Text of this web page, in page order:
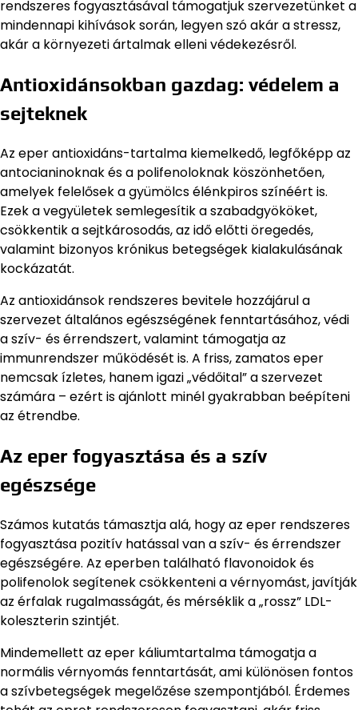
rendszeres fogyasztásával támogatjuk szervezetünket a
mindennapi kihívások során, legyen szó akár a stressz,
akár a környezeti ártalmak elleni védekezésről.
Antioxidánsokban gazdag: védelem a
sejteknek
Az eper antioxidáns-tartalma kiemelkedő, legfőképp az
antocianinoknak és a polifenoloknak köszönhetően,
amelyek felelősek a gyümölcs élénkpiros színéért is.
Ezek a vegyületek semlegesítik a szabadgyököket,
csökkentik a sejtkárosodás, az idő előtti öregedés,
valamint bizonyos krónikus betegségek kialakulásának
kockázatát.
Az antioxidánsok rendszeres bevitele hozzájárul a
szervezet általános egészségének fenntartásához, védi
a szív- és érrendszert, valamint támogatja az
immunrendszer működését is. A friss, zamatos eper
nemcsak ízletes, hanem igazi „védőital” a szervezet
számára – ezért is ajánlott minél gyakrabban beépíteni
az étrendbe.
Az eper fogyasztása és a szív
egészsége
Számos kutatás támasztja alá, hogy az eper rendszeres
fogyasztása pozitív hatással van a szív- és érrendszer
egészségére. Az eperben található flavonoidok és
polifenolok segítenek csökkenteni a vérnyomást, javítják
az érfalak rugalmasságát, és mérséklik a „rossz” LDL-
koleszterin szintjét.
Mindemellett az eper káliumtartalma támogatja a
normális vérnyomás fenntartását, ami különösen fontos
a szívbetegségek megelőzése szempontjából. Érdemes